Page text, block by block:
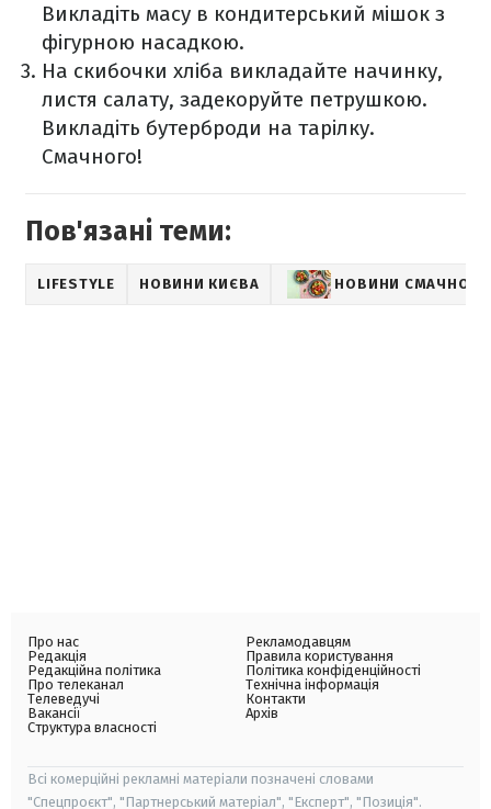
Викладіть масу в кондитерський мішок з
фігурною насадкою.
На скибочки хліба викладайте начинку,
листя салату, задекоруйте петрушкою.
Викладіть бутерброди на тарілку.
Смачного!
Пов'язані теми:
LIFESTYLE НОВИНИ КИЄВА НОВИНИ СМАЧНО
Про нас
Редакція
Редакційна політика
Про телеканал
Телеведучі
Вакансії
Структура власності
Рекламодавцям
Правила користування
Політика конфіденційності
Технічна інформація
Контакти
Архів
Всі комерційні рекламні матеріали позначені словами
"Спецпроєкт", "Партнерський матеріал", "Експерт", "Позиція".